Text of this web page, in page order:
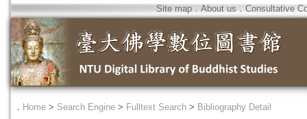
Site map．About us ． Consultative
． Home > Search Engine > Fulltext Search > Bibliography Detail